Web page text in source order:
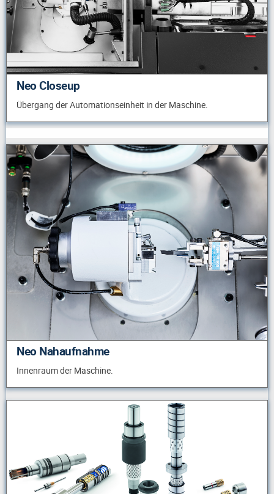
Neo Closeup
Übergang der Automationseinheit in der Maschine.
Neo Nahaufnahme
Innenraum der Maschine.